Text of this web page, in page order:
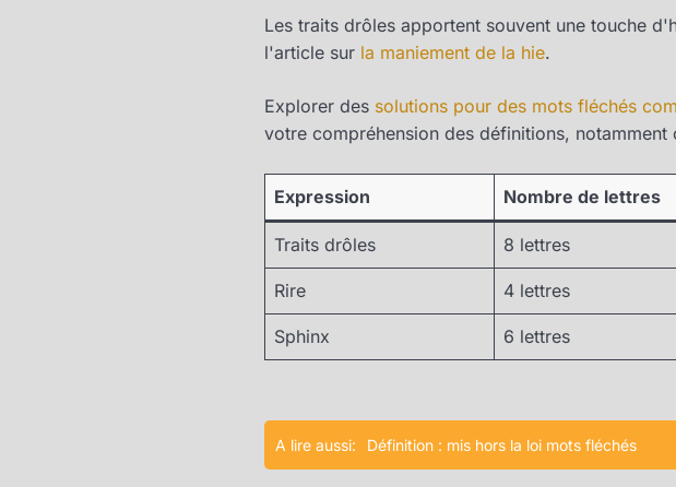
Les traits drôles apportent souvent une touche
l'article sur la maniement de la hie.
Explorer des solutions pour des mots fléchés
votre compréhension des définitions,
Expression Nombre de lettres
Traits drôles 8 lettres
Rire 4 lettres
Sphinx 6 lettres
A lire aussi: Définition : mis hors la loi mots fléchés